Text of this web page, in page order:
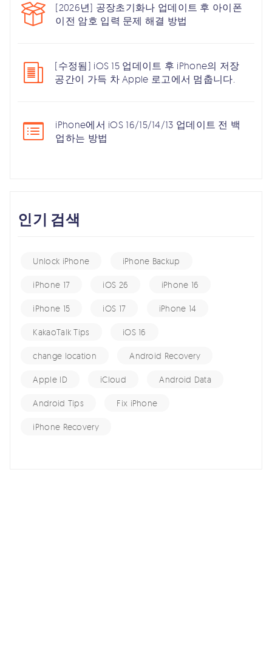
[2026년] 공장초기화나 업데이트 후 아이폰
이전 암호 입력 문제 해결 방법
[수정됨] iOS 15 업데이트 후 iPhone의 저장
공간이 가득 차 Apple 로고에서 멈춥니다.
iPhone에서 iOS 16/15/14/13 업데이트 전 백
업하는 방법
인기 검색
Unlock iPhone iPhone Backup
iPhone 17 iOS 26 iPhone 16
iPhone 15 iOS 17 iPhone 14
KakaoTalk Tips iOS 16
change location Android Recovery
Apple ID iCloud Android Data
Android Tips Fix iPhone
iPhone Recovery